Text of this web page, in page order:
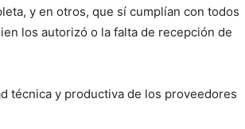
y en otros, que sí cumplían con todos
los autorizó o la falta de recepción de
técnica y productiva de los proveedores